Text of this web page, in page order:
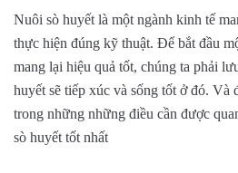
Nuôi sò huyết là một ngành kinh tế
thực hiện đúng kỹ thuật. Để bắt đầu
mang lại hiệu quả tốt, chúng ta phải
huyết sẽ tiếp xúc và sống tốt ở đó. Và
trong những những điều cần được
sò huyết tốt nhất